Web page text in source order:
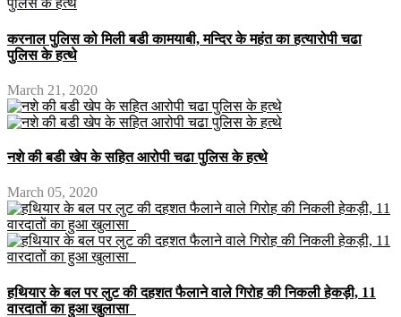
करनाल पुलिस को मिली बडी कामयाबी, मन्दिर के महंत का हत्यारोपी चढा
पुलिस के हत्थे
March 21, 2020
नशे की बडी खेप के सहित आरोपी चढा पुलिस के हत्थे
March 05, 2020
हथियार के बल पर लुट की दहशत फैलाने वाले गिरोह की निकली हेकड़ी, 11
वारदातों का हुआ खुलासा